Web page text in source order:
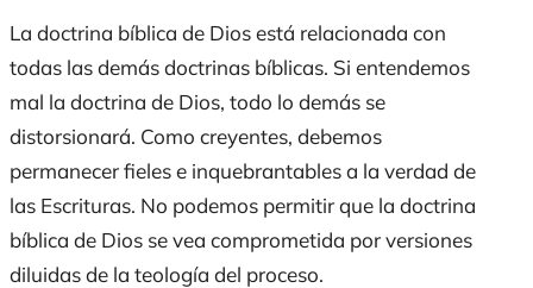
La doctrina bíblica de Dios está relacionada con
todas las demás doctrinas bíblicas. Si entendemos
mal la doctrina de Dios, todo lo demás se
distorsionará. Como creyentes, debemos
permanecer fieles e inquebrantables a la verdad de
las Escrituras. No podemos permitir que la doctrina
bíblica de Dios se vea comprometida por versiones
diluidas de la teología del proceso.